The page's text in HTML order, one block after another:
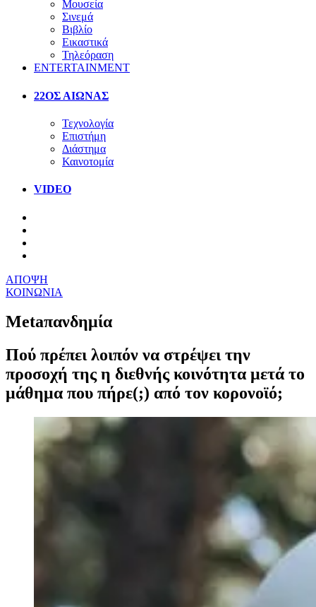
Μουσεία
Σινεμά
Βιβλίο
Εικαστικά
Τηλεόραση
ENTERTAINMENT
22ΟΣ ΑΙΩΝΑΣ
Τεχνολογία
Επιστήμη
Διάστημα
Καινοτομία
VIDEO
ΑΠΟΨΗ
ΚΟΙΝΩΝΙΑ
Metaπανδημία
Πού πρέπει λοιπόν να στρέψει την
προσοχή της η διεθνής κοινότητα μετά το
μάθημα που πήρε(;) από τον κορονοϊό;